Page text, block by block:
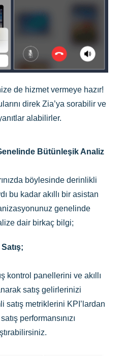
de hizmet vermeye hazır!
direk Zia’ya sorabilir ve
alabilirler.
Bütünleşik Analiz
böylesinde derinlikli
bu kadar akıllı bir asistan
genelinde
dair birkaç bilgi;
Satış;
kontrol panellerini ve akıllı
satış gelirlerinizi
satış metriklerini KPI’lardan
performansınızı